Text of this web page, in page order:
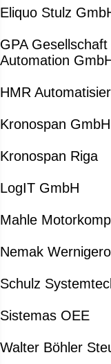
Eliquo Stulz
GPA
Automation
HMR
Kronospan
Kronospan Riga
LogIT GmbH
Mahle
Nemak
Schulz
Sistemas OEE
Walter Böhler